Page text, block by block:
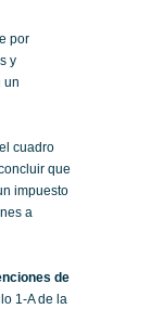
por
y
un
cuadro
que
impuesto
a
de
1-A de la